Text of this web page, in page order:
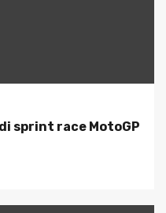
sprint race MotoGP